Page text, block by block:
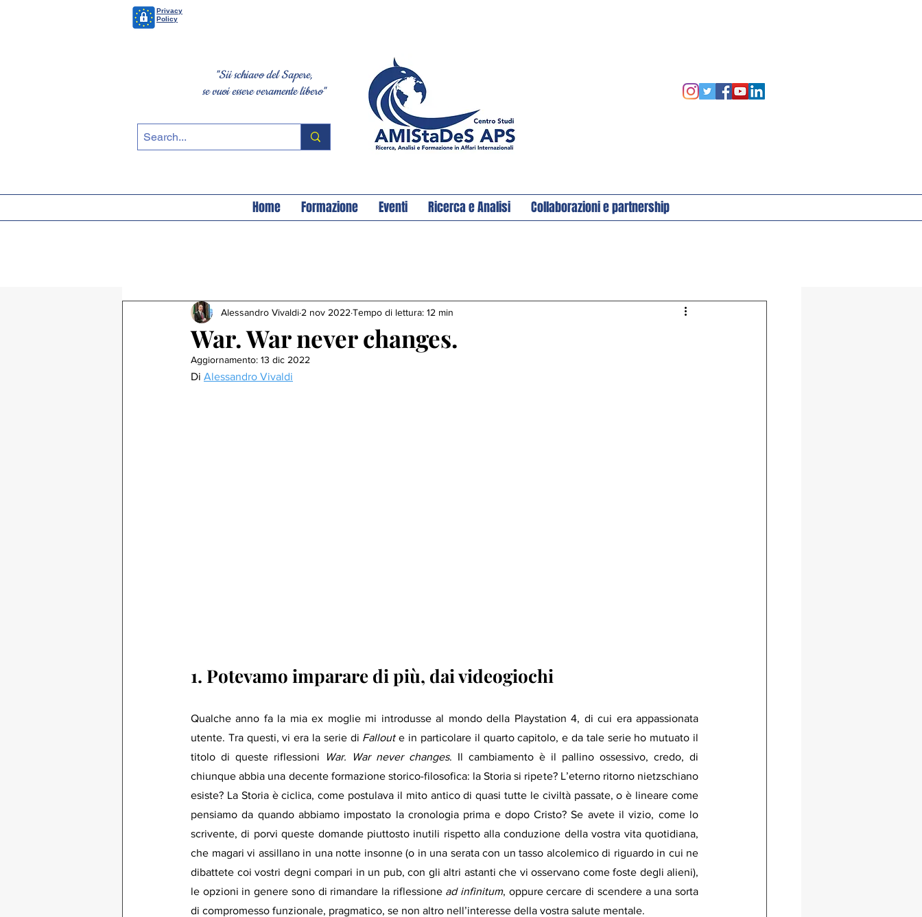
Privacy
Policy
"Sii schiavo del Sapere,
se vuoi essere veramente libero"
Home Formazione Eventi Ricerca e Analisi Collaborazioni e partnership
War. War never changes.
Alessandro Vivaldi 2 nov 2022 Tempo di lettura: 12 min
Aggiornamento: 13 dic 2022
Di Alessandro Vivaldi
1. Potevamo imparare di più, dai videogiochi
Qualche anno fa la mia ex moglie mi introdusse al mondo della Playstation 4, di cui era appassionata
utente. Tra questi, vi era la serie di Fallout e in particolare il quarto capitolo, e da tale serie ho mutuato il
titolo di queste riflessioni
War. War never changes. Il cambiamento è il pallino ossessivo, credo, di
chiunque abbia una decente formazione storico-filosofica: la Storia si ripete? L’eterno ritorno nietzschiano
esiste? La Storia è ciclica, come postulava il mito antico di quasi tutte le civiltà passate, o è lineare come
pensiamo da quando abbiamo impostato la cronologia prima e dopo Cristo? Se avete il vizio, come lo
scrivente, di porvi queste domande piuttosto inutili rispetto alla conduzione della vostra vita quotidiana,
che magari vi assillano in una notte insonne (o in una serata con un tasso alcolemico di riguardo in cui ne
dibattete coi vostri degni compari in un pub, con gli altri astanti che vi osservano come foste degli alieni),
le opzioni in genere sono di rimandare la riflessione ad infinitum, oppure cercare di scendere a una sorta
di compromesso funzionale, pragmatico, se non altro nell’interesse della vostra salute mentale.